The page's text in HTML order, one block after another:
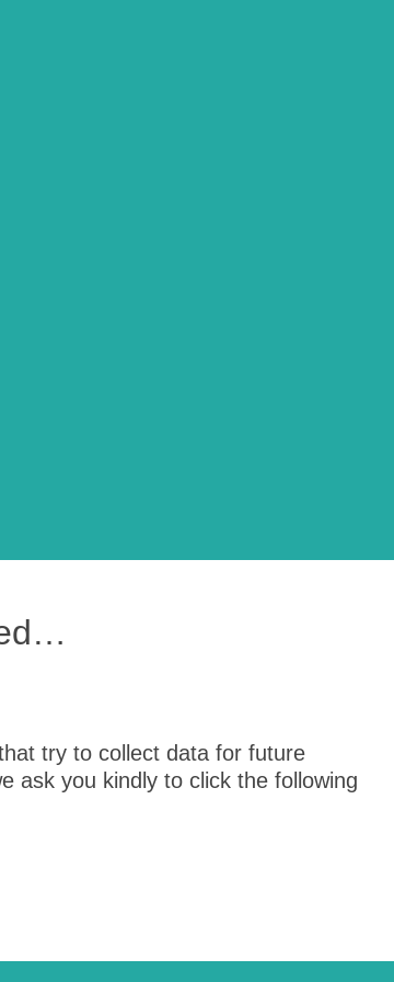
try to collect data for future
ask you kindly to click the following